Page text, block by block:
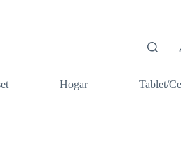
Hogar Tablet/